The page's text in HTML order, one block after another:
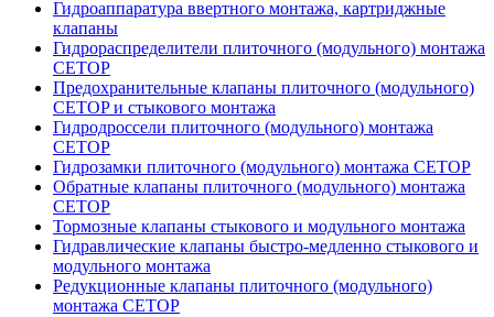
Гидроаппаратура ввертного монтажа, картриджные
клапаны
Гидрораспределители плиточного (модульного) монтажa
CETOP
Предохранительные клапаны плиточного (модульного)
CETOP и стыкового монтажа
Гидродроссели плиточного (модульного) монтажа
CETOP
Гидрозамки плиточного (модульного) монтажа CETOP
Обратные клапаны плиточного (модульного) монтажа
CETOP
Тормозные клапаны стыкового и модульного монтажа
Гидравлические клапаны быстро-медленно стыкового и
модульного монтажа
Редукционные клапаны плиточного (модульного)
монтажа CETOP